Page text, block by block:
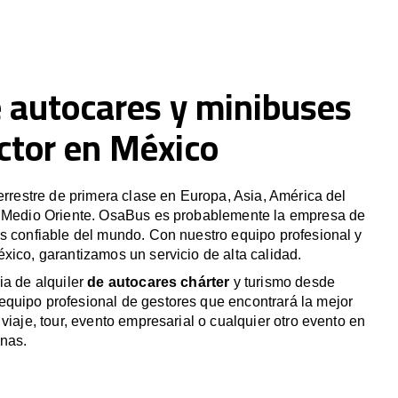
y minibuses
en México
de primera clase en Europa, Asia, América del
Oriente. OsaBus es probablemente la empresa de
confiable del mundo. Con nuestro equipo profesional y
garantizamos un servicio de alta calidad.
de alquilerde autocares chárter y turismo desde
profesional de gestores que encontrará la mejor
tour, evento empresarial o cualquier otro evento en